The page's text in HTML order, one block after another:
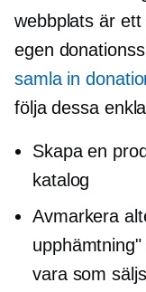
webbplats är
egen
samla in
följa dessa
Skapa en
katalog
Avmarkera
vara som